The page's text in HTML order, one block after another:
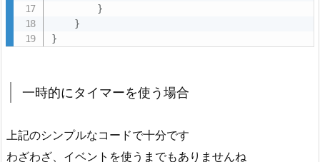
}
}
}
一時的にタイマーを使う場合
上記のシンプルなコードで十分です
わざわざ、イベントを使うまでもありませんね